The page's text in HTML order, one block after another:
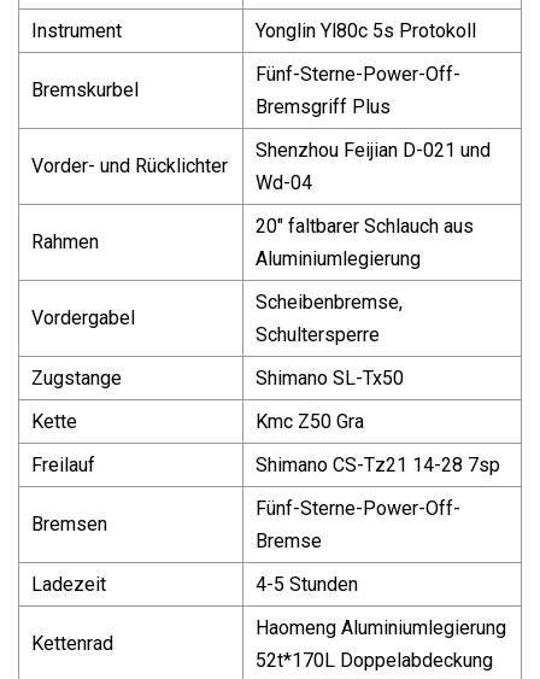
Instrument
Yonglin Yl80c 5s Protokoll
Bremskurbel
Fünf-Sterne-Power-Off-
Bremsgriff Plus
Vorder- und Rücklichter
Shenzhou Feijian D-021 und
Wd-04
Rahmen
20" faltbarer Schlauch aus
Aluminiumlegierung
Vordergabel
Scheibenbremse,
Schultersperre
Zugstange
Shimano SL-Tx50
Kette
Kmc Z50 Gra
Freilauf
Shimano CS-Tz21 14-28 7sp
Bremsen
Fünf-Sterne-Power-Off-
Bremse
Ladezeit
4-5 Stunden
Kettenrad
Haomeng Aluminiumlegierung
52t*170L Doppelabdeckung